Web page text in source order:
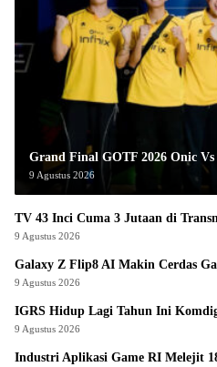
Grand Final GOTF 2026 Onic
9 Agustus 2026
TV 43 Inci Cuma 3 Jutaan di
9 Agustus 2026
Galaxy Z Flip8 AI Makin Cerdas
9 Agustus 2026
IGRS Hidup Lagi Tahun Ini
9 Agustus 2026
Industri Aplikasi Game RI Melejit